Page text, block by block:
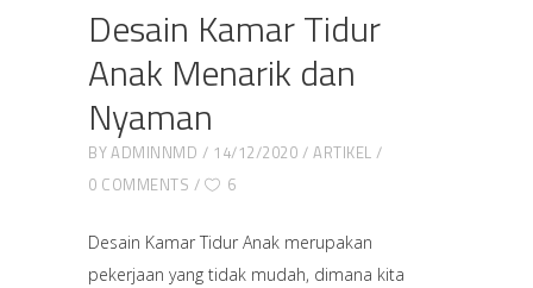
Desain Kamar Tidur
Anak Menarik dan
Nyaman
BYADMINNMD 14/12/2020
ARTIKEL
0 COMMENTS
6
Desain Kamar Tidur Anak merupakan
pekerjaan yang tidak mudah, dimana kita